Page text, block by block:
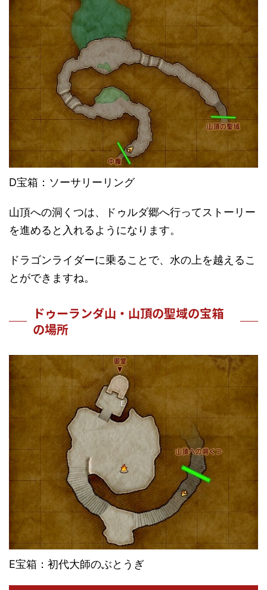
D宝箱：ソーサリーリング
山頂への洞くつは、ドゥルダ郷へ行ってストーリー
を進めると入れるようになります。
ドラゴンライダーに乗ることで、水の上を越えるこ
とができますね。
ドゥーランダ山・山頂の聖域の宝箱
の場所
E宝箱：初代大師のぶとうぎ